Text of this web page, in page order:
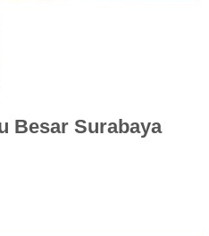
Besar Surabaya
quantity